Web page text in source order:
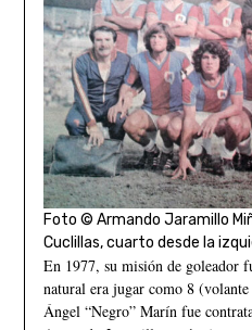
Foto © Armando Jaramillo
Cuclillas, cuarto desde la
En 1977, su misión de goleador
natural era jugar como 8
Ángel “Negro” Marín fue